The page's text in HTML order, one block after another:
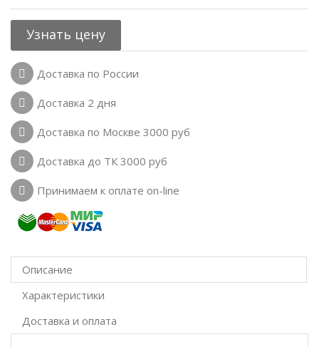
Узнать цену
Доставка по России
Доставка 2 дня
Доставка по Москве 3000 руб
Доставка до ТК 3000 руб
Принимаем к оплате on-line
Описание
Характеристики
Доставка и оплата